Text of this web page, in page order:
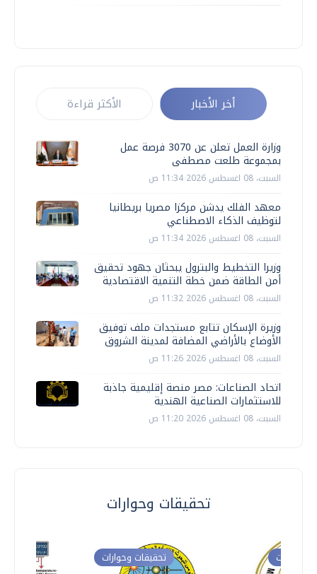
أخر الأخبار الأكثر قراءة
وزارة العمل تعلن عن 3070 فرصة عمل
بمجموعة طلعت مصطفى
السبت، 08 اغسطس 2026 11:34 ص
معهد الفلك يدشن مركزا مصريا بريطانيا
لتوظيف الذكاء الاصطناعي
السبت، 08 اغسطس 2026 11:34 ص
وزيرا التخطيط والبترول يبحثان جهود تحقيق
أمن الطاقة ضمن خطة التنمية الاقتصادية
السبت، 08 اغسطس 2026 11:32 ص
وزيرة الإسكان تتابع مستجدات ملف توفيق
الأوضاع بالأراضي المضافة لمدينة الشروق
السبت، 08 اغسطس 2026 11:26 ص
اتحاد الصناعات: مصر منصة إقليمية جاذبة
للاستثمارات الصناعية الهندية
السبت، 08 اغسطس 2026 11:20 ص
تحقيقات وحوارات
تحقيقات وحوارات وحوارات